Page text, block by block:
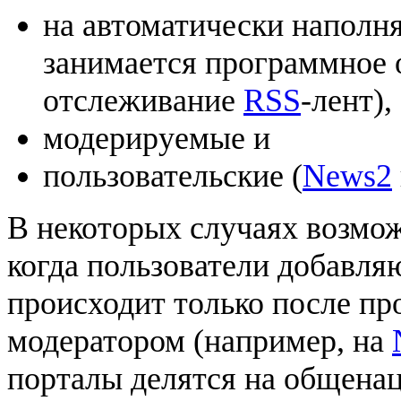
на автоматически
занимается программное
отслеживание RSS-лент),
модерируемые и
пользовательские (News2
В некоторых случаях
когда пользователи
происходит только после
модератором (например, на
порталы делятся на